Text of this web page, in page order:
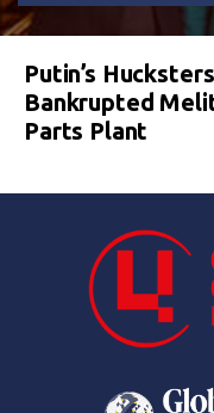
Putin’s
Bankrupted
Parts Plant